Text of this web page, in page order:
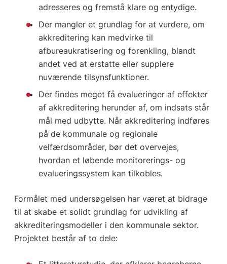
adresseres og fremstå klare og entydige.
Der mangler et grundlag for at vurdere, om
akkreditering kan medvirke til
afbureaukratisering og forenkling, blandt
andet ved at erstatte eller supplere
nuværende tilsynsfunktioner.
Der findes meget få evalueringer af effekter
af akkreditering herunder af, om indsats står
mål med udbytte. Når akkreditering indføres
på de kommunale og regionale
velfærdsområder, bør det overvejes,
hvordan et løbende monitorerings- og
evalueringssystem kan tilkobles.
Formålet med undersøgelsen har været at bidrage
til at skabe et solidt grundlag for udvikling af
akkrediteringsmodeller i den kommunale sektor.
Projektet består af to dele: